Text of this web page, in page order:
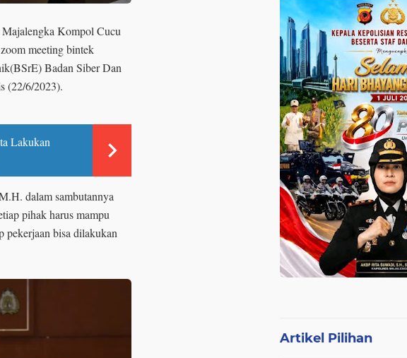
Kompol Cucu
meeting bintek
Badan Siber Dan
(22/6/2023).
Lakukan
dalam sambutannya
pihak harus mampu
pekerjaan bisa dilakukan
Artikel Pilihan